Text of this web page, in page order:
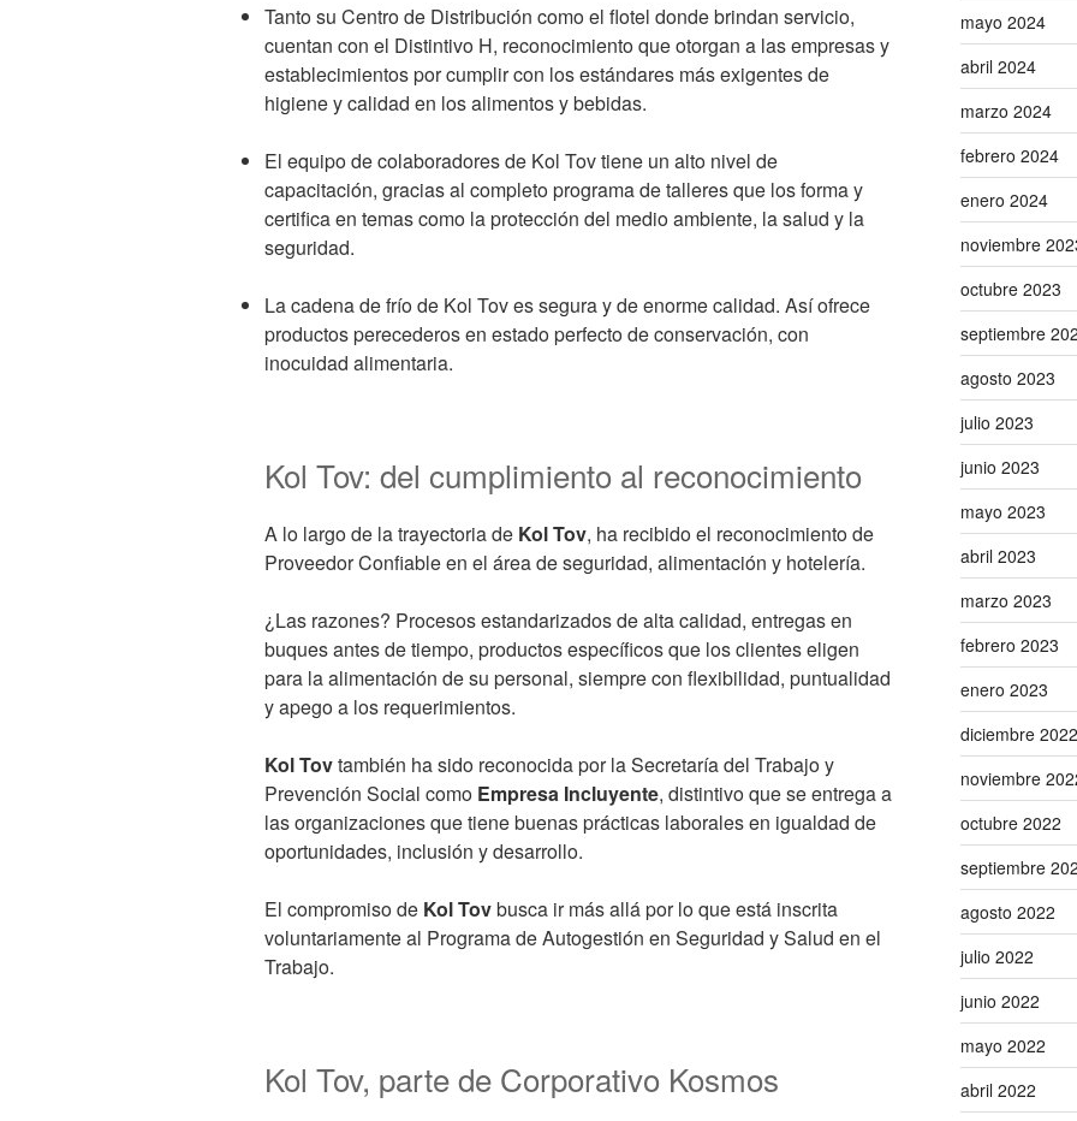
Tanto su Centro de Distribución como el flotel donde brindan servicio,
cuentan con el Distintivo H, reconocimiento que otorgan a las empresas y
establecimientos por cumplir con los estándares más exigentes de
higiene y calidad en los alimentos y bebidas.
El equipo de colaboradores de Kol Tov tiene un alto nivel de
capacitación, gracias al completo programa de talleres que los forma y
certifica en temas como la protección del medio ambiente, la salud y la
seguridad.
La cadena de frío de Kol Tov es segura y de enorme calidad. Así ofrece
productos perecederos en estado perfecto de conservación, con
inocuidad alimentaria.
Kol Tov: del cumplimiento al reconocimiento
A lo largo de la trayectoria de Kol Tov, ha recibido el reconocimiento de
Proveedor Confiable en el área de seguridad, alimentación y hotelería.
¿Las razones? Procesos estandarizados de alta calidad, entregas en
buques antes de tiempo, productos específicos que los clientes eligen
para la alimentación de su personal, siempre con flexibilidad, puntualidad
y apego a los requerimientos.
Kol Tovtambién ha sido reconocida por la Secretaría del Trabajo y
Prevención Social como Empresa Incluyente, distintivo que se entrega a
las organizaciones que tiene buenas prácticas laborales en igualdad de
oportunidades, inclusión y desarrollo.
El compromiso de Kol Tovbusca ir más allá por lo que está inscrita
voluntariamente al Programa de Autogestión en Seguridad y Salud en el
Trabajo.
Kol Tov, parte de Corporativo Kosmos
mayo 2024
abril 2024
marzo 2024
febrero 2024
enero 2024
noviembre
octubre 2023
septiembre
agosto 2023
julio 2023
junio 2023
mayo 2023
abril 2023
marzo 2023
febrero 2023
enero 2023
diciembre 2022
noviembre
octubre 2022
septiembre
agosto 2022
julio 2022
junio 2022
mayo 2022
abril 2022